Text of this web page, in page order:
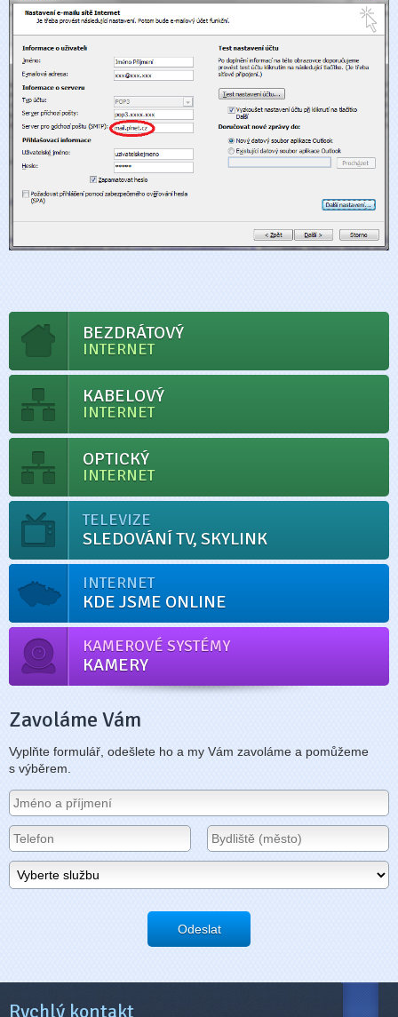
BEZDRÁTOVÝ
INTERNET
KABELOVÝ
INTERNET
OPTICKÝ
INTERNET
TELEVIZE
SLEDOVÁNÍ TV, SKYLINK
INTERNET
KDE JSME ONLINE
KAMEROVÉ SYSTÉMY
KAMERY
Zavoláme Vám
Vyplňte formulář, odešlete ho a my Vám zavoláme a pomůžeme
s výběrem.
Odeslat
Rychlý kontakt